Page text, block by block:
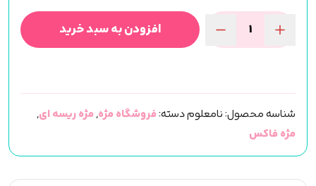
فاکس
روسی
فشن
لوکس
(کد
افزودن به سبد خرید
شناسه محصول:نامعلومدسته:فروشگاه مژه,مژه ریسه ای,
مژه فاکس